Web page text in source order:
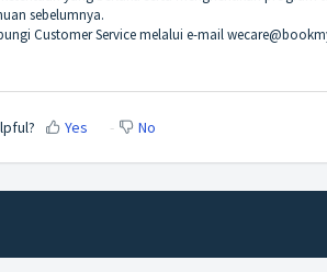
sebelumnya.
Customer Service melalui e-mail
Yes No